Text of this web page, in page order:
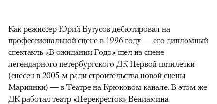
Как режиссер Юрий Бутусов дебютировал на
профессиональной сцене в 1996 году — его дипломный
спектакль «В ожидании Годо» шел на сцене
легендарного петербургского ДК Первой пятилетки
(снесен в 2005-м ради строительства новой сцены
Мариинки) — в Театре на Крюковом канале. В этом же
ДК работал театр «Перекресток» Вениамина